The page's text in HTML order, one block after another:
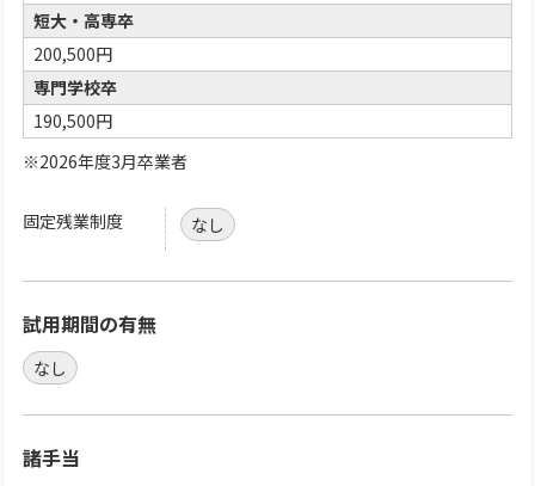
短大・高専卒
200,500円
専門学校卒
190,500円
※2026年度3月卒業者
固定残業制度 なし
試用期間の有無
なし
諸手当